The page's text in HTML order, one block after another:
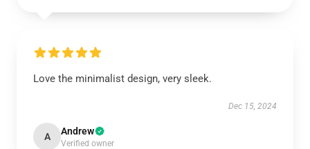
Love the minimalist design, very sleek.
Dec 15, 2024
A Andrew
Verified owner